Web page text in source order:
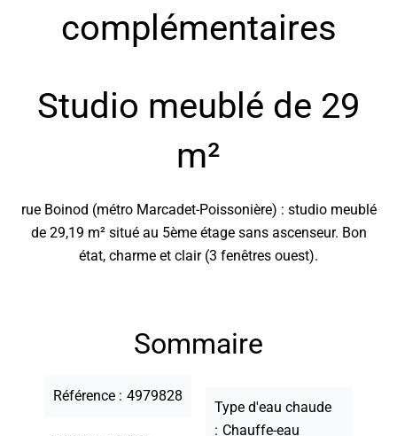
complémentaires
Studio meublé de 29
m²
rue Boinod (métro Marcadet-Poissonière) : studio meublé
de 29,19 m² situé au 5ème étage sans ascenseur. Bon
état, charme et clair (3 fenêtres ouest).
Sommaire
Référence 4979828
Type d'eau chaude
Chauffe-eau